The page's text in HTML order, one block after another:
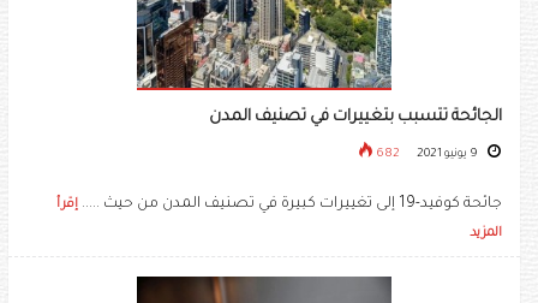
الجائحة تتسبب بتغييرات في تصنيف المدن
682
جائحة كوفيد-19 إلى تغييرات كبيرة في تصنيف المدن من حيث .....
إقرأ
المزيد